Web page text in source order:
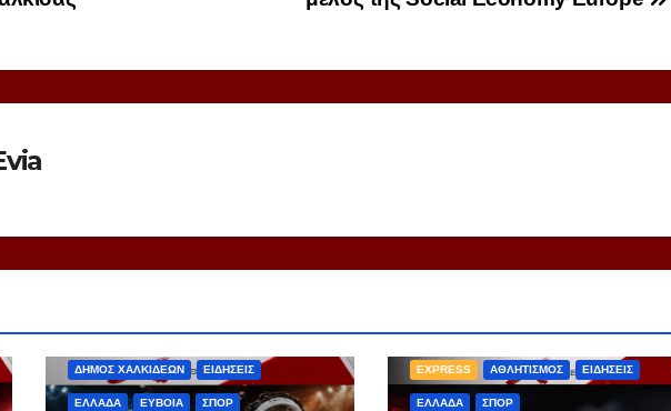
EXPRESS ΑΘΛΗΤΙΣΜΟΣ
ΔΗΜΟΣ ΧΑΛΚΙΔΕΩΝ ΕΙΔΗΣΕΙΣ
ΕΛΛΑΔΑ ΕΥΒΟΙΑ ΣΠΟΡ
EXPRESS ΑΘΛΗΤΙΣΜΟΣ ΕΙΔΗΣΕΙΣ
ΕΛΛΑΔΑ ΣΠΟΡ